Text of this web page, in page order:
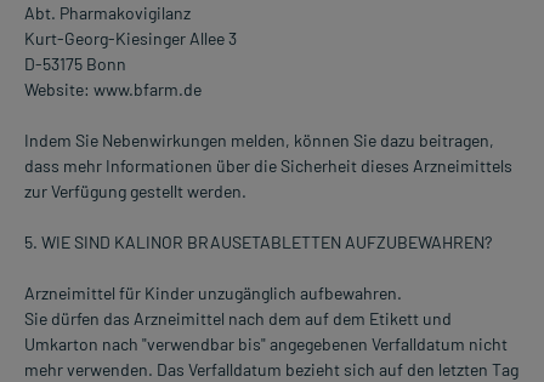
Abt. Pharmakovigilanz
Kurt-Georg-Kiesinger Allee 3
D-53175 Bonn
Website: www.bfarm.de
Indem Sie Nebenwirkungen melden, können Sie dazu beitragen,
dass mehr Informationen über die Sicherheit dieses Arzneimittels
zur Verfügung gestellt werden.
5. WIE SIND KALINOR BRAUSETABLETTEN AUFZUBEWAHREN?
Arzneimittel für Kinder unzugänglich aufbewahren.
Sie dürfen das Arzneimittel nach dem auf dem Etikett und
Umkarton nach "verwendbar bis" angegebenen Verfalldatum nicht
mehr verwenden. Das Verfalldatum bezieht sich auf den letzten Tag